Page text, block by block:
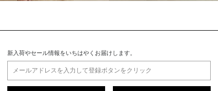
新入荷やセール情報をいちはやくお届けします。